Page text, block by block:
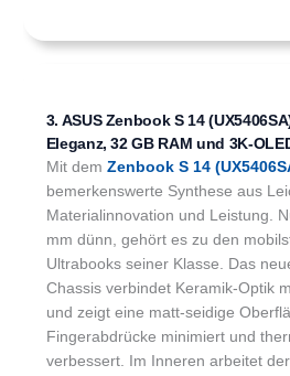
3. ASUS Zenbook S 14
Eleganz, 32 GB RAM und 3K-
Mit dem Zenbook S 14
bemerkenswerte Synthese aus
Materialinnovation und Leistung.
mm dünn, gehört es zu den
Ultrabooks seiner Klasse. Das
Chassis verbindet Keramik-Optik
und zeigt eine matt-seidige
Fingerabdrücke minimiert und
verbessert. Im Inneren arbeitet der